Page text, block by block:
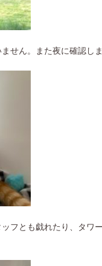
せん。また夜に確認し
フとも戯れたり、タワ